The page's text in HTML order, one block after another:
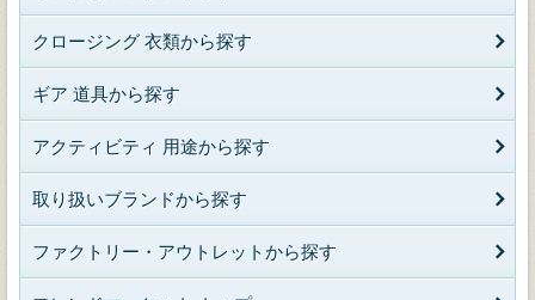
クロージング 衣類から探す
ギア 道具から探す
アクティビティ 用途から探す
取り扱いブランドから探す
ファクトリー・アウトレットから探す